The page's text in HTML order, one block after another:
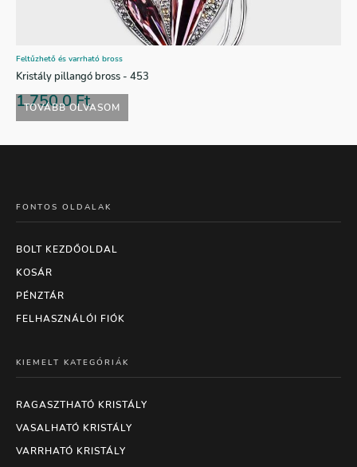
TOVÁBB OLVASOM
Feltűzhető és varrható bross
Kristály pillangó bross - 453
1.750,0Ft
FONTOS OLDALAK
BOLT KEZDŐOLDAL
KOSÁR
PÉNZTÁR
FELHASZNÁLÓI FIÓK
KIEMELT KATEGÓRIÁK
RAGASZTHATÓ KRISTÁLY
VASALHATÓ KRISTÁLY
VARRHATÓ KRISTÁLY